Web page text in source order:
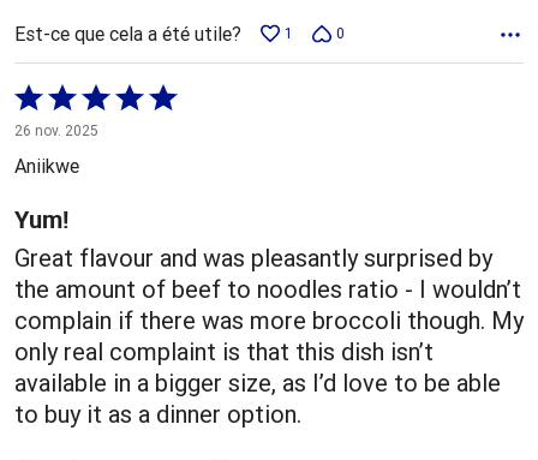
Est-ce que cela a été utile? 1 0
Coté
5 sur
5
26 nov. 2025
Aniikwe
Yum!
Great flavour and was pleasantly surprised by
the amount of beef to noodles ratio - I wouldn’t
complain if there was more broccoli though. My
only real complaint is that this dish isn’t
available in a bigger size, as I’d love to be able
to buy it as a dinner option.